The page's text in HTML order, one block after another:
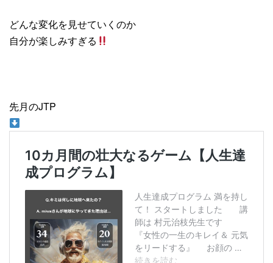
どんな変化を見せていくのか
自分が楽しみすぎる
先月のJTP